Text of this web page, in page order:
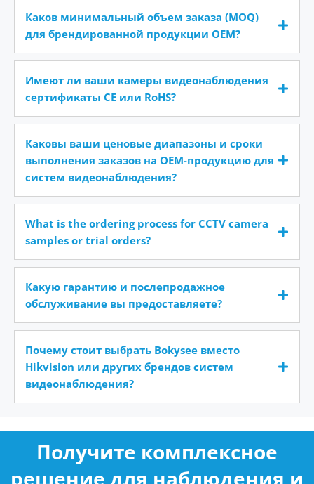
Каков минимальный объем заказа (MOQ)
для брендированной продукции OEM?
Имеют ли ваши камеры видеонаблюдения
сертификаты CE или RoHS?
Каковы ваши ценовые диапазоны и сроки
выполнения заказов на OEM-продукцию для
систем видеонаблюдения?
What is the ordering process for CCTV camera
samples or trial orders?
Какую гарантию и послепродажное
обслуживание вы предоставляете?
Почему стоит выбрать Bokysee вместо
Hikvision или других брендов систем
видеонаблюдения?
Получите комплексное
решение для наблюдения и